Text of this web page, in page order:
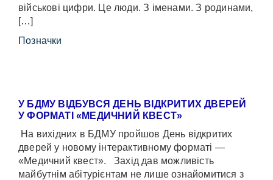
військові цифри. Це люди. З іменами. З родинами,
[…]
Позначки
У БДМУ ВІДБУВСЯ ДЕНЬ ВІДКРИТИХ ДВЕРЕЙ
У ФОРМАТІ «МЕДИЧНИЙ КВЕСТ»
На вихідних в БДМУ пройшов День відкритих
дверей у новому інтерактивному форматі —
«Медичний квест». Захід дав можливість
майбутнім абітурієнтам не лише ознайомитися з